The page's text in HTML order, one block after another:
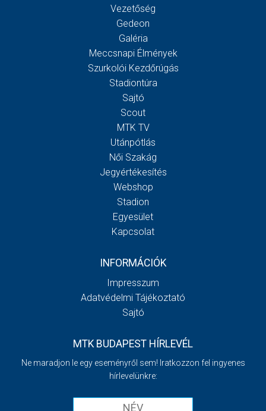
Vezetőség
Gedeon
Galéria
Meccsnapi Élmények
Szurkolói Kezdőrúgás
Stadiontúra
Sajtó
Scout
MTK TV
Utánpótlás
Női Szakág
Jegyértékesítés
Webshop
Stadion
Egyesület
Kapcsolat
INFORMÁCIÓK
Impresszum
Adatvédelmi Tájékoztató
Sajtó
MTK BUDAPEST HÍRLEVÉL
Ne maradjon le egy eseményről sem! Iratkozzon fel ingyenes
hírlevelünkre: